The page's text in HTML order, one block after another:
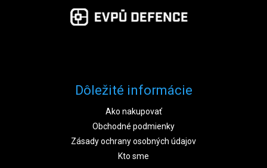
Dôležité informácie
Ako nakupovať
Obchodné podmienky
Zásady ochrany osobných údajov
Kto sme